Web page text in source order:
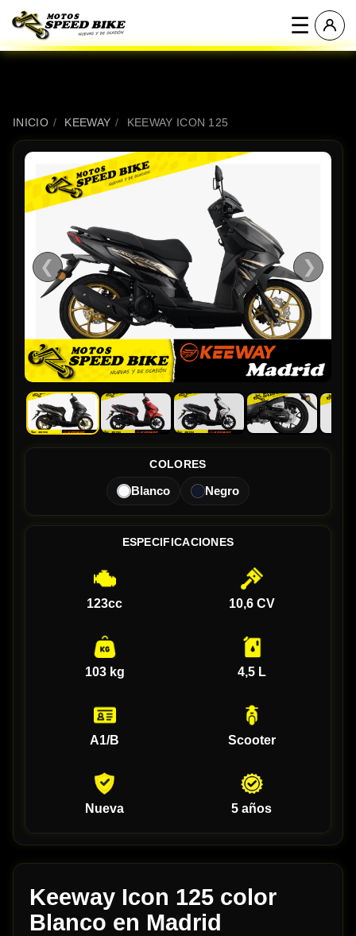
☰
INICIO / KEEWAY / KEEWAY ICON 125
❮ ❯
COLORES
Blanco Negro
ESPECIFICACIONES
123cc 10,6 CV
103 kg 4,5 L
A1/B Scooter
Nueva 5 años
Keeway Icon 125 color
Blanco en Madrid